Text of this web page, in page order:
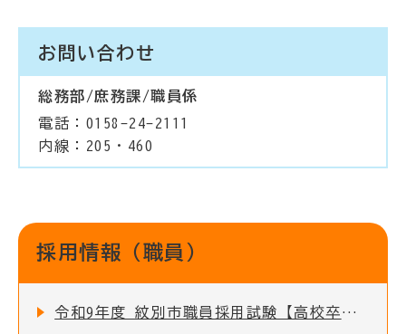
お問い合わせ
総務部/庶務課/職員係
電話：0158-24-2111
内線：205・460
採用情報（職員）
令和9年度 紋別市職員採用試験【高校卒】のお知らせ